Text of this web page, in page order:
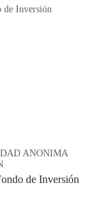
de Inversión
ANONIMA
de Inversión